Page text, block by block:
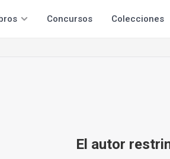
Concursos Colecciones
El autor